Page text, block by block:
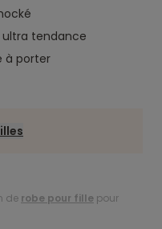
tendance
à porter
de robe pour fille pour